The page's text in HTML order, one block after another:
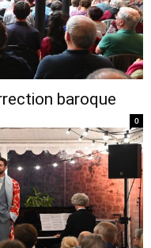
baroque
0